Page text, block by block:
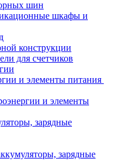
шин
шкафы и
конструкции
для счетчиков
и элементы питания
и элементы
зарядные
зарядные